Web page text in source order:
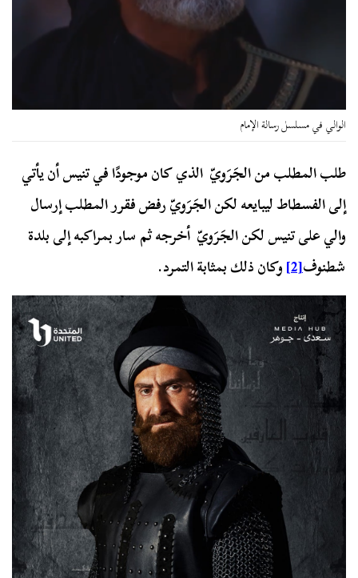
الوالي في مسلسل رسالة الإمام
طلب المطلب من الجَرَويّ الذي كان موجودًا في تنيس أن يأتي
إلى الفسطاط ليبايعه لكن الجَرَويّ رفض فقرر المطلب إرسال
والي على تنيس لكن الجَرَويّ أخرجه ثم سار بمراكبه إلى بلدة
شطنوف[2] وكان ذلك بمثابة التمرد.